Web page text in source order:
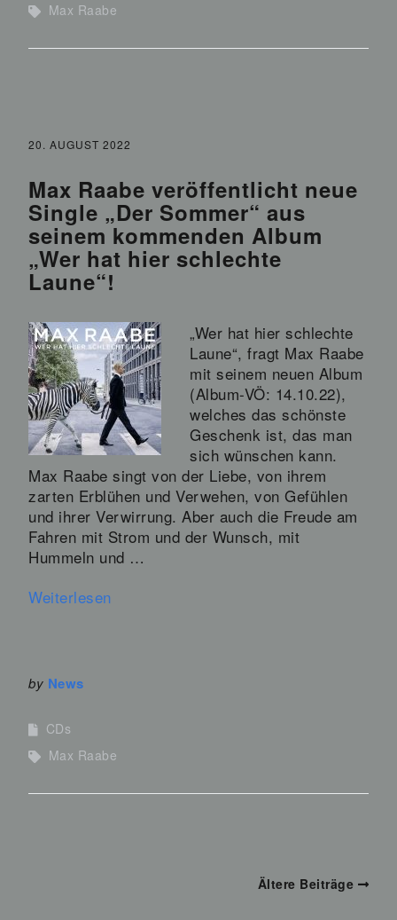
Max Raabe
20. AUGUST 2022
Max Raabe veröffentlicht neue
Single „Der Sommer“ aus
seinem kommenden Album
„Wer hat hier schlechte
Laune“!
„Wer hat hier schlechte
Laune“, fragt Max Raabe
mit seinem neuen Album
(Album-VÖ: 14.10.22),
welches das schönste
Geschenk ist, das man
sich wünschen kann.
Max Raabe singt von der Liebe, von ihrem
zarten Erblühen und Verwehen, von Gefühlen
und ihrer Verwirrung. Aber auch die Freude am
Fahren mit Strom und der Wunsch, mit
Hummeln und …
Weiterlesen
by News
CDs
Max Raabe
Ältere Beiträge